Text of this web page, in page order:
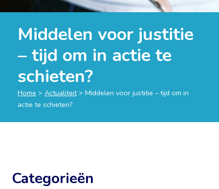
Middelen voor justitie
– tijd om in actie te
schieten?
Home > Actualiteit> Middelen voor justitie – tijd om in
actie te schieten?
Categorieën